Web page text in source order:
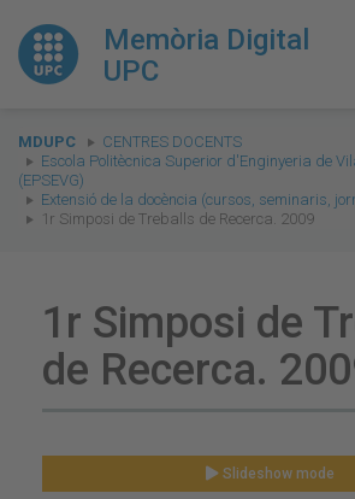
Memòria Digital
UPC
You
are
here:
MDUPC
CENTRES DOCENTS
Escola Politècnica Superior d'Enginyeria de
(EPSEVG)
Extensió de la docència (cursos, seminaris,
1r Simposi de Treballs de Recerca. 2009
1r Simposi de
de Recerca.
Slideshow mode